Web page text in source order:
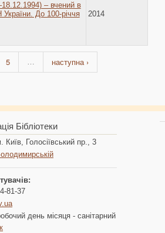
– вчений в
України. До 100-річчя
2014
5
наступна ›
Бібліотеки
Київ, Голосіївський пр., 3
81-37
день місяця - санітарний